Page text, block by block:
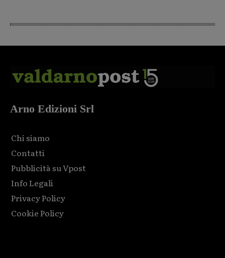
Arno Edizioni Srl
Chi siamo
Contatti
Pubblicità su Vpost
Info Legali
Privacy Policy
Cookie Policy